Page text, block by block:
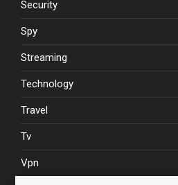
Security
Spy
Streaming
Technology
Travel
Tv
Vpn